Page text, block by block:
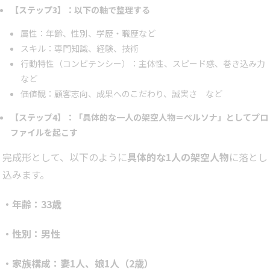
【ステップ3】：以下の軸で整理する
属性：年齢、性別、学歴・職歴など
スキル：専門知識、経験、技術
行動特性（コンピテンシー）：主体性、スピード感、巻き込み力
など
価値観：顧客志向、成果へのこだわり、誠実さ など
【ステップ4】：「具体的な一人の架空人物＝ペルソナ」としてプロ
ファイルを起こす
完成形として、以下のように具体的な1人の架空人物に落とし
込みます。
・年齢：33歳
・性別：男性
・家族構成：妻1人、娘1人（2歳）